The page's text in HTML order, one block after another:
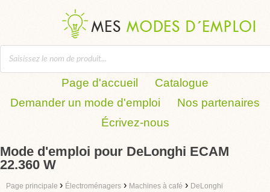
Page d'accueil
Catalogue
Demander un mode d'emploi
Nos partenaires
Écrivez-nous
Mode d'emploi pour DeLonghi ECAM
22.360 W
Page principale › Électroménagers › Machines à café › DeLonghi